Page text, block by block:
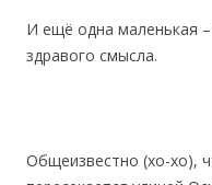
И ещё одна маленькая
здравого смысла.
Общеизвестно (хо-хо),